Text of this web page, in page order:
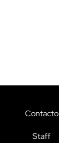
Contacto
Staff